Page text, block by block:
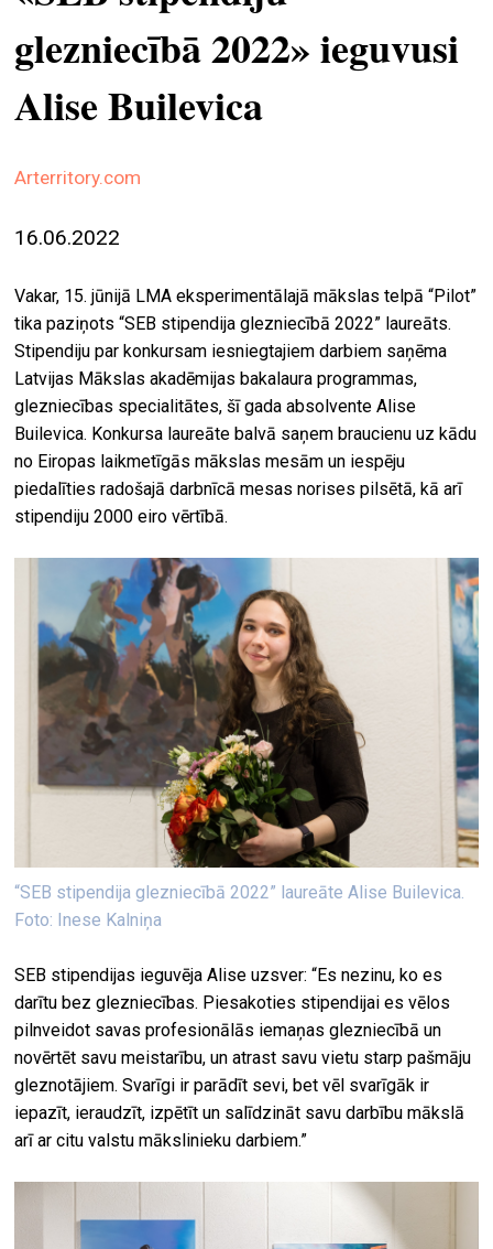
meklēt
glezniecībā 2022» ieguvusi
Alise Builevica
Arterritory.com
16.06.2022
Vakar, 15. jūnijā LMA eksperimentālajā mākslas telpā “Pilot”
tika paziņots “SEB stipendija glezniecībā 2022” laureāts.
Stipendiju par konkursam iesniegtajiem darbiem saņēma
Latvijas Mākslas akadēmijas bakalaura programmas,
glezniecības specialitātes, šī gada absolvente Alise
Builevica. Konkursa laureāte balvā saņem braucienu uz kādu
no Eiropas laikmetīgās mākslas mesām un iespēju
piedalīties radošajā darbnīcā mesas norises pilsētā, kā arī
stipendiju 2000 eiro vērtībā.
“SEB stipendija glezniecībā 2022” laureāte Alise Builevica.
Foto: Inese Kalniņa
SEB stipendijas ieguvēja Alise uzsver: “Es nezinu, ko es
darītu bez glezniecības. Piesakoties stipendijai es vēlos
pilnveidot savas profesionālās iemaņas glezniecībā un
novērtēt savu meistarību, un atrast savu vietu starp pašmāju
gleznotājiem. Svarīgi ir parādīt sevi, bet vēl svarīgāk ir
iepazīt, ieraudzīt, izpētīt un salīdzināt savu darbību mākslā
arī ar citu valstu mākslinieku darbiem.”